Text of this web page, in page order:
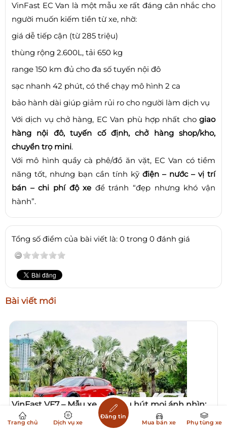
VinFast EC Van là một mẫu xe rất đáng cân nhắc cho
người muốn kiếm tiền từ xe, nhờ:
giá dễ tiếp cận (từ 285 triệu)
thùng rộng 2.600L, tải 650 kg
range 150 km đủ cho đa số tuyến nội đô
sạc nhanh 42 phút, có thể chạy mô hình 2 ca
bảo hành dài giúp giảm rủi ro cho người làm dịch vụ
Với dịch vụ chở hàng, EC Van phù hợp nhất cho giao
hàng nội đô, tuyến cố định, chở hàng shop/kho,
chuyển trọ mini.
Với mô hình quầy cà phê/đồ ăn vặt, EC Van có tiềm
năng tốt, nhưng bạn cần tính kỹ điện – nước – vị trí
bán – chi phí độ xe để tránh “đẹp nhưng khó vận
hành”.
Tổng số điểm của bài viết là: 0 trong 0 đánh giá
Bài viết mới
VinFast VF7 – Mẫu xe đẹp thu hút mọi ánh nhìn:
Có đáng sắm để đi chơi Tết 2026?
Trang chủ Dịch vụ xe
Đăng tin
Mua bán xe
Phụ tùng xe